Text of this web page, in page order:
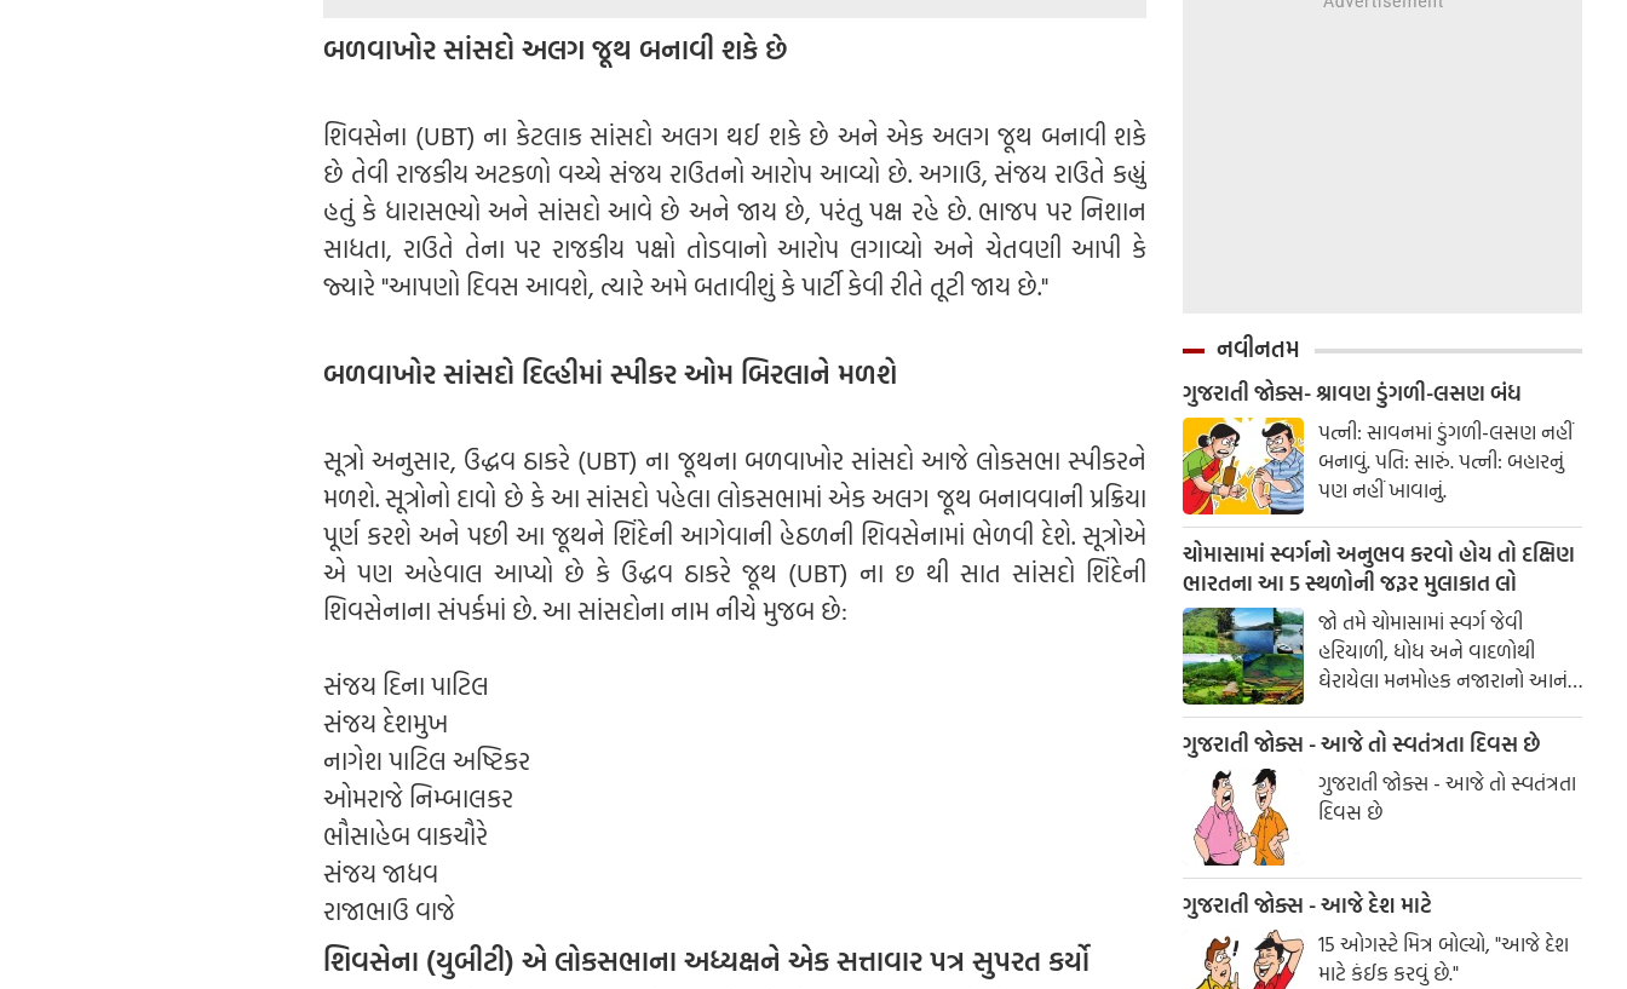
બળવાખોર સાંસદો અલગ જૂથ બનાવી શકે છે
શિવસેના (UBT) ના કેટલાક સાંસદો અલગ થઈ શકે છે અને એક અલગ જૂથ બનાવી શકે
છે તેવી રાજકીય અટકળો વચ્ચે સંજય રાઉતનો આરોપ આવ્યો છે. અગાઉ, સંજય રાઉતે કહ્યું
હતું કે ધારાસભ્યો અને સાંસદો આવે છે અને જાય છે, પરંતુ પક્ષ રહે છે. ભાજપ પર નિશાન
સાધતા, રાઉતે તેના પર રાજકીય પક્ષો તોડવાનો આરોપ લગાવ્યો અને ચેતવણી આપી કે
જ્યારે "આપણો દિવસ આવશે, ત્યારે અમે બતાવીશું કે પાર્ટી કેવી રીતે તૂટી જાય છે."
બળવાખોર સાંસદો દિલ્હીમાં સ્પીકર ઓમ બિરલાને મળશે
સૂત્રો અનુસાર, ઉદ્ધવ ઠાકરે (UBT) ના જૂથના બળવાખોર સાંસદો આજે લોકસભા સ્પીકરને
મળશે. સૂત્રોનો દાવો છે કે આ સાંસદો પહેલા લોકસભામાં એક અલગ જૂથ બનાવવાની પ્રક્રિયા
પૂર્ણ કરશે અને પછી આ જૂથને શિંદેની આગેવાની હેઠળની શિવસેનામાં ભેળવી દેશે. સૂત્રોએ
એ પણ અહેવાલ આપ્યો છે કે ઉદ્ધવ ઠાકરે જૂથ (UBT) ના છ થી સાત સાંસદો શિંદેની
શિવસેનાના સંપર્કમાં છે. આ સાંસદોના નામ નીચે મુજબ છે:
સંજય દિના પાટિલ
સંજય દેશમુખ
નાગેશ પાટિલ અષ્ટિકર
ઓમરાજે નિમ્બાલકર
ભૌસાહેબ વાકચૌરે
સંજય જાધવ
રાજાભાઉ વાજે
શિવસેના (યુબીટી) એ લોકસભાના અધ્યક્ષને એક સત્તાવાર પત્ર સુપરત કર્યો
નવીનતમ
ગુજરાતી જોક્સ- શ્રાવણ ડુંગળી-લસણ બંધ
પત્ની: સાવનમાં ડુંગળી-લસણ નહીં
બનાવું. પતિ: સારું. પત્ની: બહારનું
પણ નહીં ખાવાનું.
ચોમાસામાં સ્વર્ગનો અનુભવ કરવો હોય તો દક્ષિણ
ભારતના આ 5 સ્થળોની જરૂર મુલાકાત લો
જો તમે ચોમાસામાં સ્વર્ગ જેવી
હરિયાળી, ધોધ અને વાદળોથી
ઘેરાયેલા મનમોહક નજારાનો આનંદ
માણવા માંગતા હો, તો દક્ષિણ
ભારતના આ સુંદર સ્થળોની
મુલાકાત જરૂર લો. આ ડેસ્ટિનેશન્સ
તમને કુદરતની ગોદમાં યાદગાર
પ્રવાસનો અદભુત અનુભવ કરાવશે.
ગુજરાતી જોક્સ - આજે તો સ્વતંત્રતા દિવસ છે
ગુજરાતી જોક્સ - આજે તો સ્વતંત્રતા
દિવસ છે
ગુજરાતી જોક્સ - આજે દેશ માટે
15 ઓગસ્ટે મિત્ર બોલ્યો, "આજે દેશ
માટે કંઈક કરવું છે."